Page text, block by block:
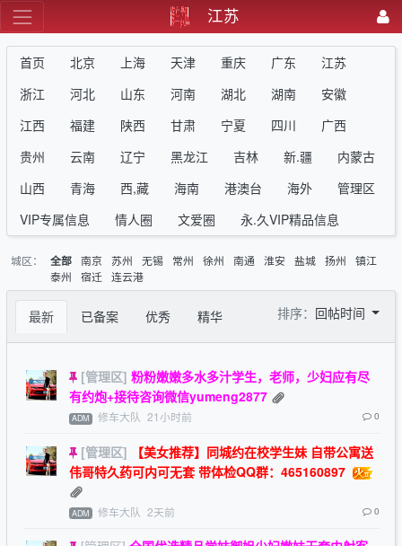
江苏
首页 北京 上海 天津 重庆 广东
江苏
浙江
河北 山东 河南 湖北 湖南
安徽
江西
福建 陕西 甘肃 宁夏 四川
广西
贵州
云南 辽宁 黑龙江 吉林 新.疆
内蒙古
山西
青海 西,藏 海南 港澳台 海外
管理区
VIP专属信息
情人圈 文爱圈 永.久VIP精品信息
城区： 全部 南京 苏州 无锡 常州 徐州 南通 淮安 盐城 扬州
镇江
泰州
宿迁 连云港
最新 已备案 优秀 精华 排序： 回帖时间
[管理区] 粉粉嫩嫩多水多汁学生，老师，少妇应有尽
有约炮+接待咨询微信yumeng2877
ADM 修车大队 21小时前 0
[管理区]
【美女推荐】同城约在校学生妹 自带公寓送
伟哥特久药可内可无套 带体检QQ群：465160897
ADM 修车大队 2天前 0